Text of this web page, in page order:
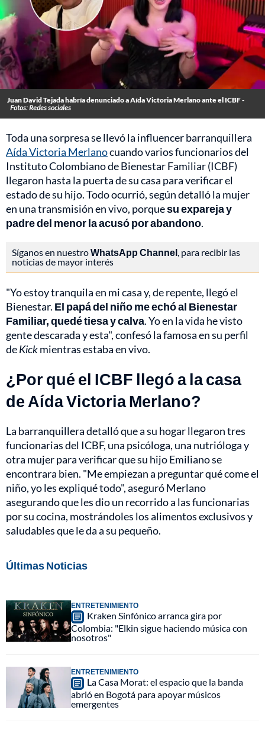
Juan David Tejada habría denunciado a Aída Victoria Merlano ante el ICBF -
Fotos: Redes sociales
Toda una sorpresa se llevó la influencer barranquillera
Aída Victoria Merlanocuando varios funcionarios del
Instituto Colombiano de Bienestar Familiar (ICBF)
llegaron hasta la puerta de su casa para verificar el
estado de su hijo. Todo ocurrió, según detalló la mujer
en una transmisión en vivo, porquesu expareja y
padre del menor la acusó por abandono.
Síganos en nuestroWhatsApp Channel, para recibir las
noticias de mayor interés
"Yo estoy tranquila en mi casa y, de repente, llegó el
Bienestar. El papá del niño me echó al Bienestar
Familiar, quedé tiesa y calva. Yo en la vida he visto
gente descarada y esta", confesó la famosa en su perfil
deKickmientras estaba en vivo.
¿Por qué el ICBF llegó a la casa
de Aída Victoria Merlano?
La barranquillera detalló que a su hogar llegaron tres
funcionarias del ICBF, una psicóloga, una nutrióloga y
otra mujer para verificar que su hijo Emiliano se
encontrara bien. "Me empiezan a preguntar qué come el
niño, yo les expliqué todo", aseguró Merlano
asegurando que les dio un recorrido a las funcionarias
por su cocina, mostrándoles los alimentos exclusivos y
saludables que le da a su pequeño.
Últimas Noticias
ENTRETENIMIENTO
Kraken Sinfónico arranca gira por
Colombia: "Elkin sigue haciendo música con
nosotros"
ENTRETENIMIENTO
La Casa Morat: el espacio que la banda
abrió en Bogotá para apoyar músicos
emergentes